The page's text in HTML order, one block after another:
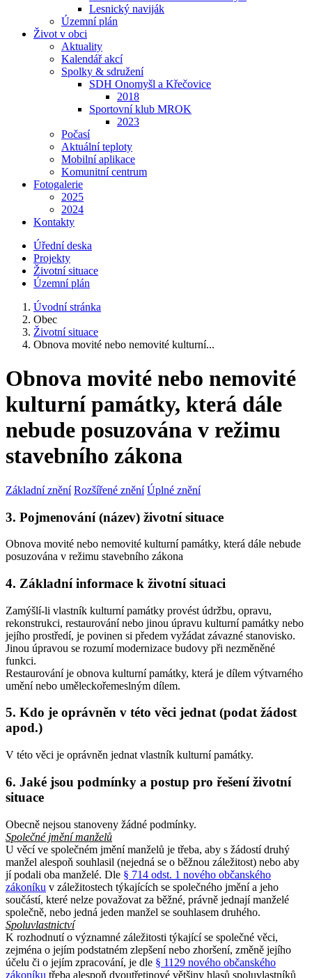
Lesnický naviják
Územní plán
Život v obci
Aktuality
Kalendář akcí
Spolky & sdružení
SDH Onomyšl a Křečovice
2018
Sportovní klub MROK
2023
Počasí
Aktuální teploty
Mobilní aplikace
Komunitní centrum
Fotogalerie
2025
2024
Kontakty
Úřední deska
Projekty
Životní situace
Územní plán
Úvodní stránka
Obec
Životní situace
Obnova movité nebo nemovité kulturní...
Obnova movité nebo nemovité
kulturní památky, která dále
nebude posuzována v režimu
stavebního zákona
Základní znění Rozšířené znění Úplné znění
3. Pojmenování (název) životní situace
Obnova movité nebo nemovité kulturní památky, která dále nebude
posuzována v režimu stavebního zákona
4. Základní informace k životní situaci
Zamýšlí-li vlastník kulturní památky provést údržbu, opravu,
rekonstrukci, restaurování nebo jinou úpravu kulturní památky nebo
jejího prostředí, je povinen si předem vyžádat závazné stanovisko.
Jinou úpravou se rozumí modernizace budovy při nezměněné
funkci.
Restaurování je obnova kulturní památky, která je dílem výtvarného
umění nebo uměleckořemeslným dílem.
5. Kdo je oprávněn v této věci jednat (podat žádost
apod.)
V této věci je oprávněn jednat vlastník kulturní památky.
6. Jaké jsou podmínky a postup pro řešení životní
situace
Obecně nejsou stanoveny žádné podmínky.
Společné jmění manželů
U věcí ve společném jmění manželů je třeba, aby s žádostí druhý
manžel alespoň souhlasil (nejedná se o běžnou záležitost) nebo aby
jí podali oba manželé. Dle § 714 odst. 1 nového občanského
zákoníku v záležitostech týkajících se společného jmění a jeho
součástí, které nelze považovat za běžné, právně jednají manželé
společně, nebo jedná jeden manžel se souhlasem druhého.
Spoluvlastnictví
K rozhodnutí o významné záležitosti týkající se společné věci,
zejména o jejím podstatném zlepšení nebo zhoršení, změně jejího
účelu či o jejím zpracování, je dle § 1129 nového občanského
zákoníku třeba alespoň dvoutřetinové většiny hlasů spoluvlastníků